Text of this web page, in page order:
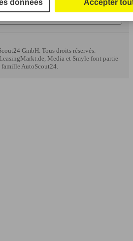
GmbH. Tous droits réservés.
Media et Smyle font partie
famille AutoScout24.
données Accepter